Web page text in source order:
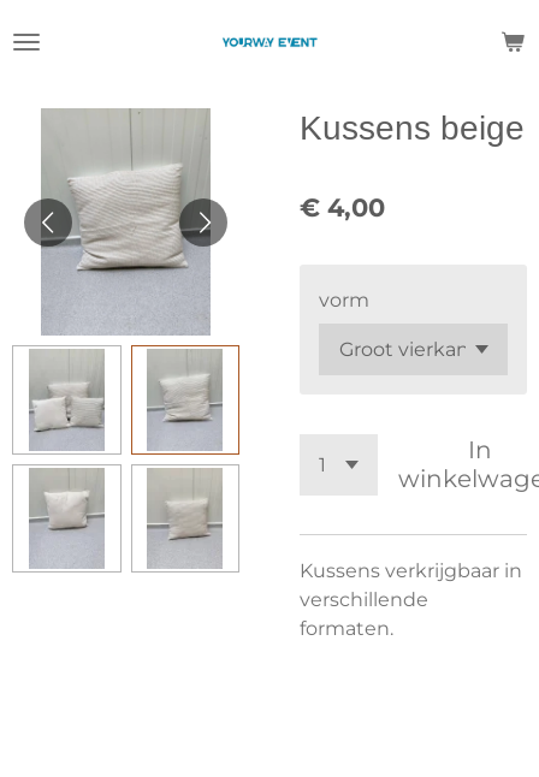
direct
Kussens beige
€ 4,00
vorm
In
Kussens verkrijgbaar in
verschillende
formaten.